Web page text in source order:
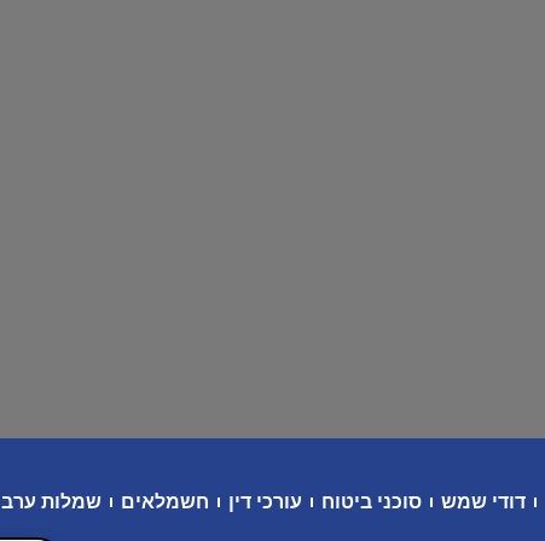
דודי שמש סוכני ביטוח עורכי דין חשמלאים שמלות ערב